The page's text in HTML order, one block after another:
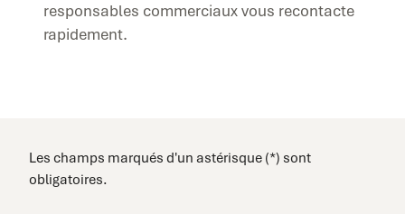
responsables commerciaux vous recontacte
rapidement.
Les champs marqués d'un astérisque (*) sont
obligatoires.